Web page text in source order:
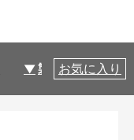
製品仕様
お気に入り